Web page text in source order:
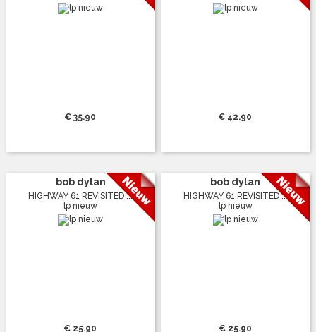
€ 35.90 € 42.90
bob dylan
HIGHWAY 61 REVISITED ...
lp nieuw
€ 25.90
bob dylan
HIGHWAY 61 REVISITED ...
lp nieuw
€ 25.90